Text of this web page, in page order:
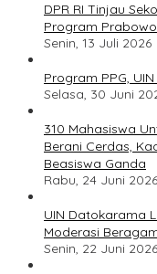
DPR RI Tinjau
Program
Senin, 13 Juli 2026
Program PPG,
Selasa, 30 Juni
310 Mahasiswa
Berani Cerdas,
Beasiswa Ganda
Rabu, 24 Juni 2026
UIN Datokarama
Moderasi
Senin, 22 Juni 2026